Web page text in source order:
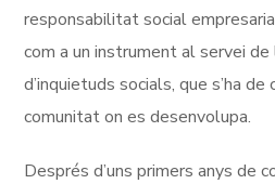
responsabilitat social
com a un instrument al servei
d’inquietuds socials, que s’ha
comunitat on es desenvolupa.
Després d’uns primers anys de